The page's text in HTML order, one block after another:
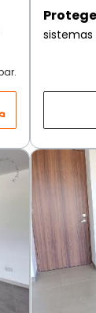
sistemas